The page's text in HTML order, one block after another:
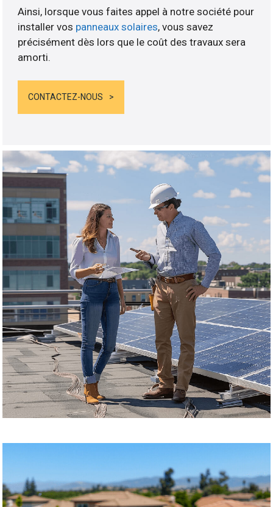
Ainsi, lorsque vous faites appel à notre société pour
installer vos panneaux solaires, vous savez
précisément dès lors que le coût des travaux sera
amorti.
CONTACTEZ-NOUS